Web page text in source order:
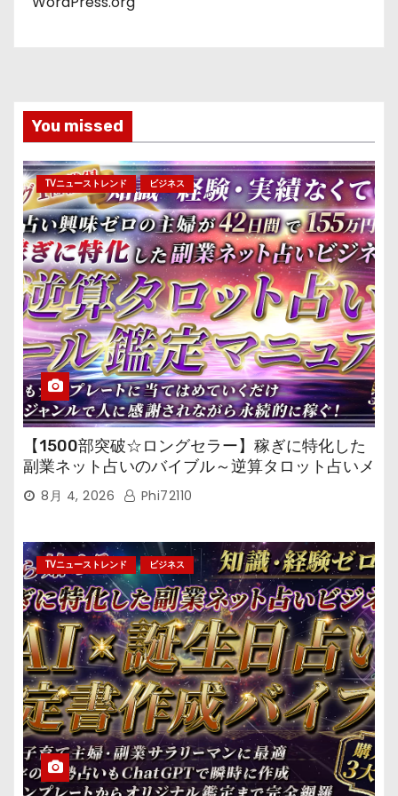
You missed
TVニューストレンド ビジネス
【1500部突破☆ロングセラー】稼ぎに特化した
副業ネット占いのバイブル～逆算タロット占いメ
ール鑑定マニュアル～
8月 4, 2026 Phi72110
TVニューストレンド ビジネス